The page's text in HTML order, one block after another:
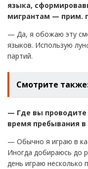
языка,
мигрантам — прим.
— Да, я обожаю эту
языков. Использую
партий.
Смотрите
— Где вы
время пребывания в
— Обычно я играю в
Иногда добираюсь до
день играю несколько